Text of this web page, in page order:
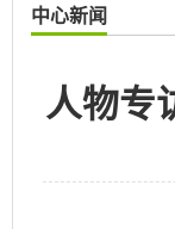
中心新闻
人物专